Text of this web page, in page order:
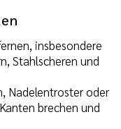
insbesondere
Stahlscheren und
Nadelentroster oder
brechen und